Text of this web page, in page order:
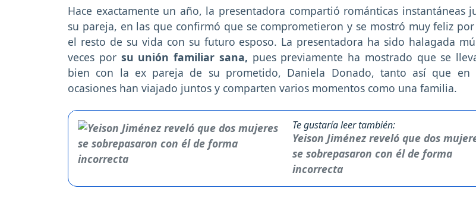
Hace exactamente un año, la presentadora compartió románticas instantáneas
su pareja, en las que confirmó que se comprometieron y se mostró muy feliz
el resto de su vida con su futuro esposo. La presentadora ha sido halagada
veces porsu unión familiar sana, pues previamente ha mostrado que se
bien con la ex pareja de su prometido, Daniela Donado, tanto así que en
ocasiones han viajado juntos y comparten varios momentos como una familia.
Te gustaría leer también:
Yeison Jiménez reveló que dos
se sobrepasaron con él de forma
incorrecta